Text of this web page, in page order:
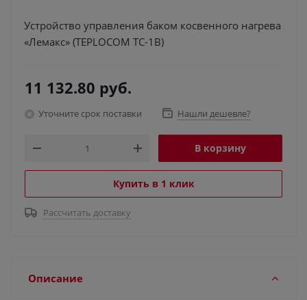
Устройство управления баком косвенного нагрева
«Лемакс» (TEPLOCOM TC-1B)
11 132.80 руб.
Уточните срок поставки Нашли дешевле?
В корзину
Купить в 1 клик
Рассчитать доставку
Описание